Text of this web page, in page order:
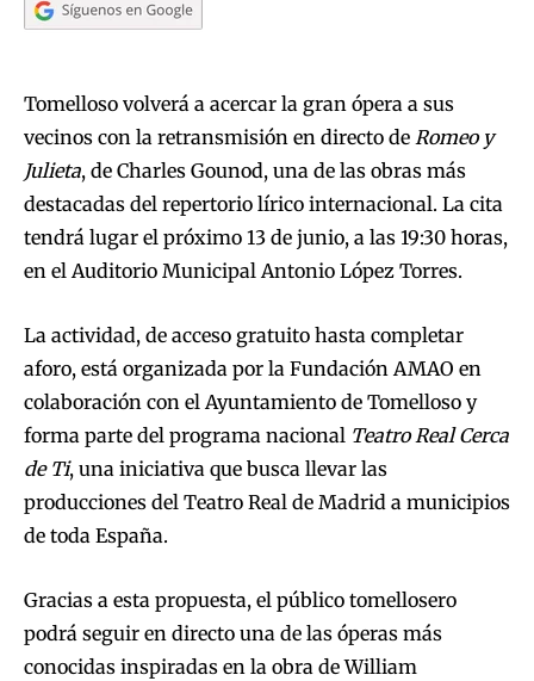
Tomelloso volverá a acercar la gran ópera a sus
vecinos con la retransmisión en directo de Romeo y
Julieta, de Charles Gounod, una de las obras más
destacadas del repertorio lírico internacional. La cita
tendrá lugar el próximo 13 de junio, a las 19:30 horas,
en el Auditorio Municipal Antonio López Torres.
La actividad, de acceso gratuito hasta completar
aforo, está organizada por la Fundación AMAO en
colaboración con el Ayuntamiento de Tomelloso y
forma parte del programa nacional Teatro Real Cerca
de Ti, una iniciativa que busca llevar las
producciones del Teatro Real de Madrid a municipios
de toda España.
Gracias a esta propuesta, el público tomellosero
podrá seguir en directo una de las óperas más
conocidas inspiradas en la obra de William